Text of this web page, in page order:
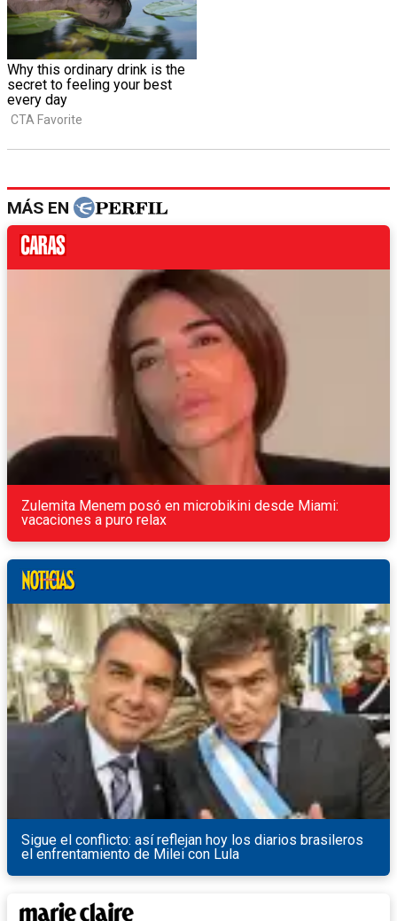
MÁS EN
Zulemita Menem posó en microbikini desde Miami:
vacaciones a puro relax
Sigue el conflicto: así reflejan hoy los diarios brasileros
el enfrentamiento de Milei con Lula